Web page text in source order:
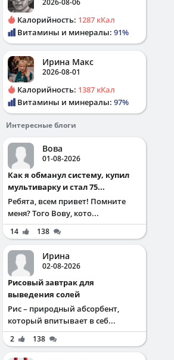
2026-08-06
Калорийность: 1287 кКал
Витамины и минералы: 91%
Ирина Макс
2026-08-01
Калорийность: 1387 кКал
Витамины и минералы: 97%
Интересные блоги
Вова
01-08-2026
Как я обманул систему, купил
мультиварку и стал 75...
Ребята, всем привет! Помните
меня? Того Вову, кото...
14 138
Ирина
02-08-2026
Рисовый завтрак для
выведения солей
Рис – природный абсорбент,
который впитывает в себ...
2 138